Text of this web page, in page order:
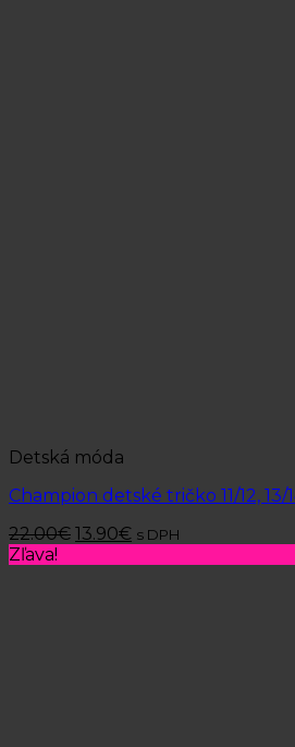
Detská móda
Champion detské tričko 11/12, 13/
22.00€ 13.90€ s DPH
Zľava!